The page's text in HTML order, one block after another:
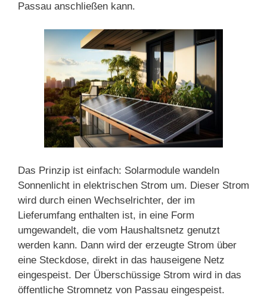
Passau anschließen kann.
Das Prinzip ist einfach: Solarmodule wandeln
Sonnenlicht in elektrischen Strom um. Dieser Strom
wird durch einen Wechselrichter, der im
Lieferumfang enthalten ist, in eine Form
umgewandelt, die vom Haushaltsnetz genutzt
werden kann. Dann wird der erzeugte Strom über
eine Steckdose, direkt in das hauseigene Netz
eingespeist. Der Überschüssige Strom wird in das
öffentliche Stromnetz von Passau eingespeist.